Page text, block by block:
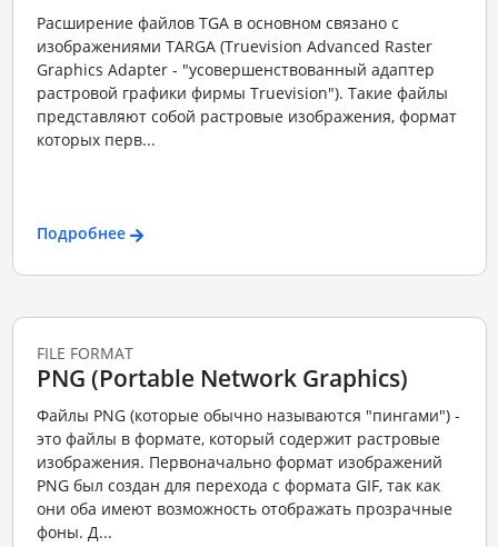
Расширение файлов TGA в основном связано с
изображениями TARGA (Truevision Advanced Raster
Graphics Adapter - "усовершенствованный адаптер
растровой графики фирмы Truevision"). Такие файлы
представляют собой растровые изображения, формат
которых перв...
Подробнее
FILE FORMAT
PNG (Portable Network Graphics)
Файлы PNG (которые обычно называются "пингами") -
это файлы в формате, который содержит растровые
изображения. Первоначально формат изображений
PNG был создан для перехода с формата GIF, так как
они оба имеют возможность отображать прозрачные
фоны. Д...